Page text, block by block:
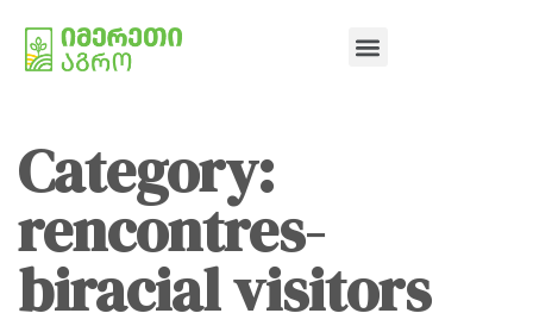
Category:
rencontres-
biracial visitors